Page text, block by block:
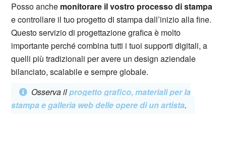
Posso anche monitorare il vostro processo di stampa
e controllare il tuo progetto di stampa dall’inizio alla fine.
Questo servizio di progettazione grafica è molto
importante perché combina tutti i tuoi supporti digitali, a
quelli più tradizionali per avere un design aziendale
bilanciato, scalabile e sempre globale.
Osserva ilprogetto grafico, materiali per la
stampa e galleria web delle opere di un artista.